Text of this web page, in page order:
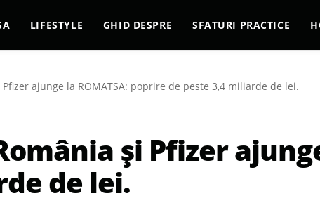
LIFESTYLE GHID DESPRE SFATURI PRACTICE
ajunge la ROMATSA: poprire de peste 3,4 miliarde de lei.
și Pfizer
de lei.